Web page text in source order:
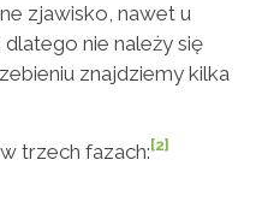
zjawisko, nawet u
nie należy się
znajdziemy kilka
trzech fazach:[2]